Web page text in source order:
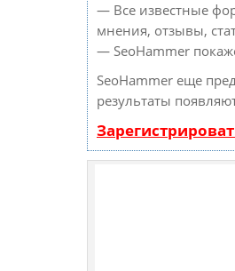
— Все известные
мнения, отзывы,
— SeoHammer
SeoHammer еще
результаты